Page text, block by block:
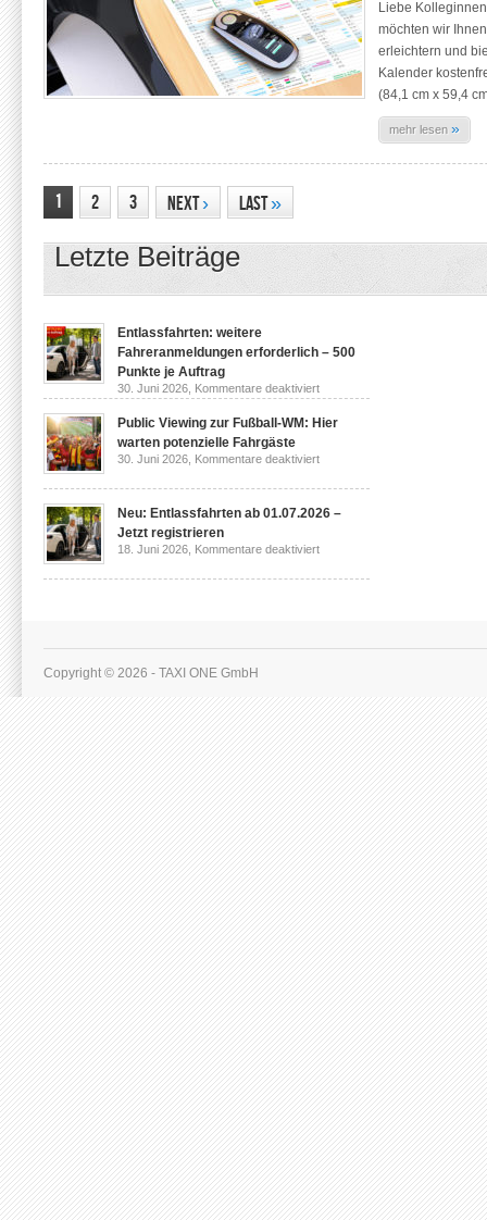
Liebe
möchten wir
erleichtern und
Kalender
(84,1 cm x 59,4
mehr lesen »
1 2 3 Next› Last»
Letzte Beiträge
Entlassfahrten: weitere
Fahreranmeldungen erforderlich – 500
Punkte je Auftrag
30. Juni 2026, Kommentare deaktiviertfür
Entlassfahrten:
Fahreranmeldungen
500
je
Public Viewing zur Fußball-WM: Hier
warten potenzielle Fahrgäste
30. Juni 2026, Kommentare deaktiviertfür
Fußball-
warten
Neu: Entlassfahrten ab 01.07.2026 –
Jetzt registrieren
18. Juni 2026, Kommentare deaktiviertfür
Copyright © 2026 - TAXI ONE GmbH